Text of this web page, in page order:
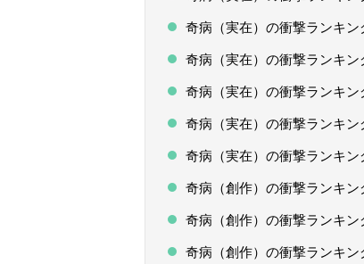
奇病（実在）の衝撃ランキ
奇病（実在）の衝撃ランキ
奇病（実在）の衝撃ランキ
奇病（実在）の衝撃ランキ
奇病（実在）の衝撃ランキ
奇病（創作）の衝撃ランキ
奇病（創作）の衝撃ランキ
奇病（創作）の衝撃ランキ